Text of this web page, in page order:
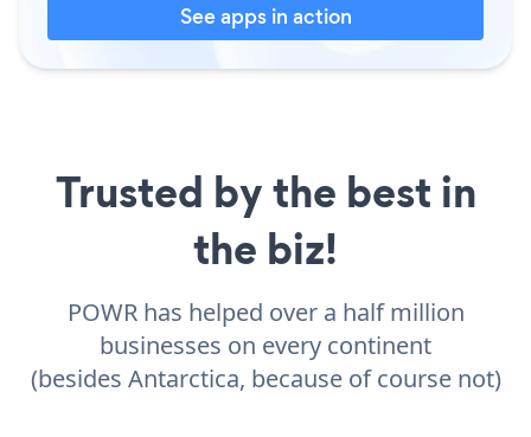
See apps in action
Trusted by the best in
the biz!
POWR has helped over a half million
businesses on every continent
(besides Antarctica, because of course not)